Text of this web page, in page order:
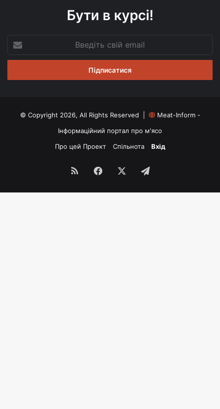
Бути в курсі!
свій
email
© Copyright 2026, All Rights Reserved |
Meat-Inform -
Інформаційний портал про м'ясо
Про цей Проект
Спільнота Вхід
RSS Facebook